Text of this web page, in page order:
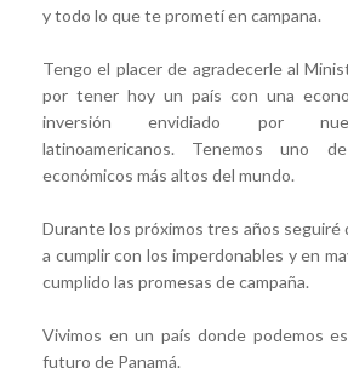
y todo lo que te prometí en campana.
Tengo el placer de agradecerle al
por tener hoy un país con una
inversión envidiado por
latinoamericanos. Tenemos uno
económicos más altos del mundo.
Durante los próximos tres años seguiré
a cumplir con los imperdonables y en
cumplido las promesas de campaña.
Vivimos en un país donde podemos
futuro de Panamá.